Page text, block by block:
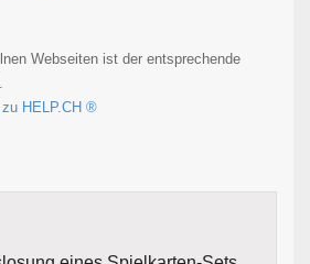
Webseiten ist der entsprechende
HELP.CH ®